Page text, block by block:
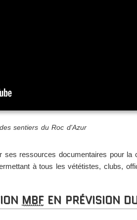
sentiers du Roc d'Azur
ses ressources documentaires pour
à tous les vététistes, clubs,
MBFEN PRÉVISION